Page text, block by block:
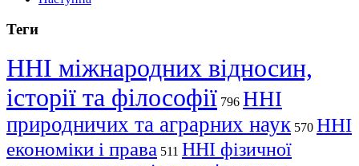
Теги
ННІ міжнародних відносин,
історії та філософії 796 ННІ
природничих та аграрних наук 570 ННІ
економіки і права 511 ННІ фізичної